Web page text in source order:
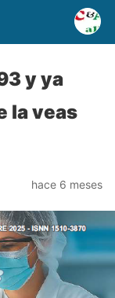
y ya
la veas
hace 6 meses